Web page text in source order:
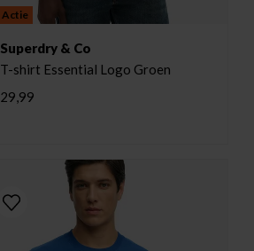
Actie
Superdry & Co
T-shirt Essential Logo Groen
29,99